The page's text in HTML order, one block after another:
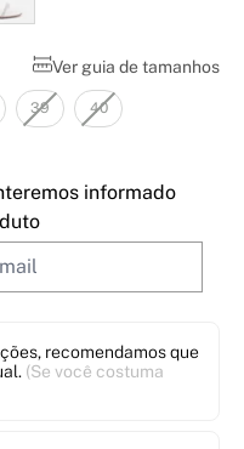
Ver guia de tamanhos
39 40
informado
recomendamos que
(Se você costuma